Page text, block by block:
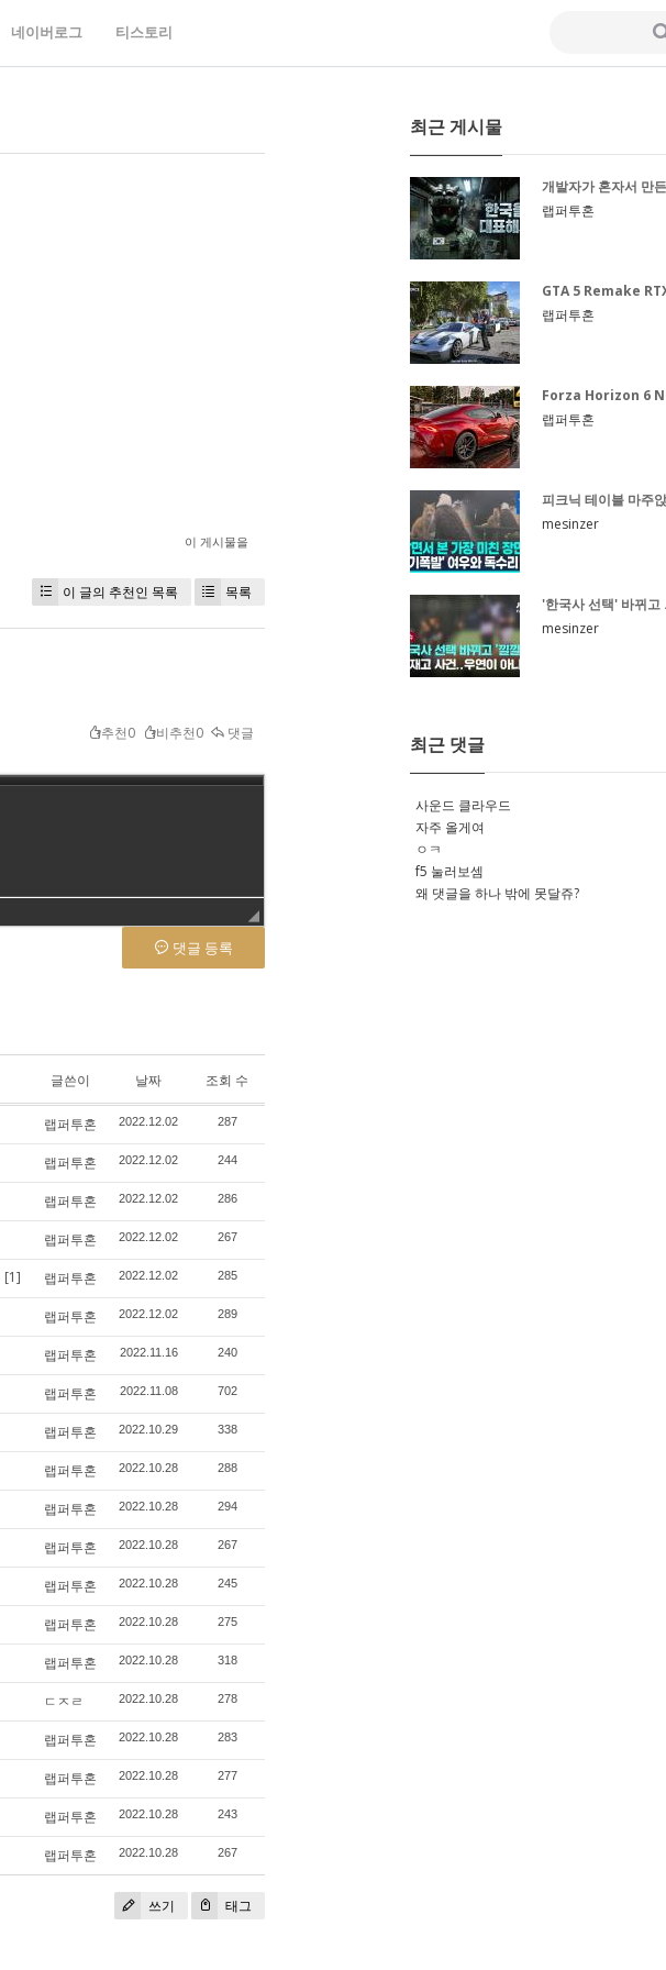
네이버로그 티스토리
이 게시물을
이 글의 추천인 목록 목록
추천0 비추천0 댓글
댓글 등록
글쓴이 날짜 조회 수
랩퍼투혼 2022.12.02 287
랩퍼투혼 2022.12.02 244
랩퍼투혼 2022.12.02 286
랩퍼투혼 2022.12.02 267
[1] 랩퍼투혼 2022.12.02 285
랩퍼투혼 2022.12.02 289
랩퍼투혼 2022.11.16 240
랩퍼투혼 2022.11.08 702
랩퍼투혼 2022.10.29 338
랩퍼투혼 2022.10.28 288
랩퍼투혼 2022.10.28 294
랩퍼투혼 2022.10.28 267
랩퍼투혼 2022.10.28 245
랩퍼투혼 2022.10.28 275
랩퍼투혼 2022.10.28 318
ㄷㅈㄹ 2022.10.28 278
랩퍼투혼 2022.10.28 283
랩퍼투혼 2022.10.28 277
랩퍼투혼 2022.10.28 243
랩퍼투혼 2022.10.28 267
쓰기 태그
최근 게시물
개발자가 혼자서 만
랩퍼투혼
GTA 5 Remake
랩퍼투혼
Forza Horizon 6
랩퍼투혼
피크닉 테이블 마주
mesinzer
'한국사 선택' 바뀌고
mesinzer
최근 댓글
사운드 클라우드
자주 올게여
ㅇㅋ
f5 눌러보셈
왜 댓글을 하나 밖에 못달쥬?